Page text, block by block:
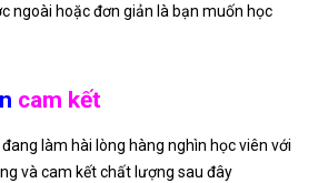
ngoài hoặc đơn giản là bạn muốn học
cam kết
làm hài lòng hàng nghìn học viên với
và cam kết chất lượng sau đây